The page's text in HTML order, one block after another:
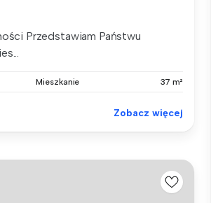
Przedstawiam Państwu
Mieszkanie 37 m²
Zobacz więcej